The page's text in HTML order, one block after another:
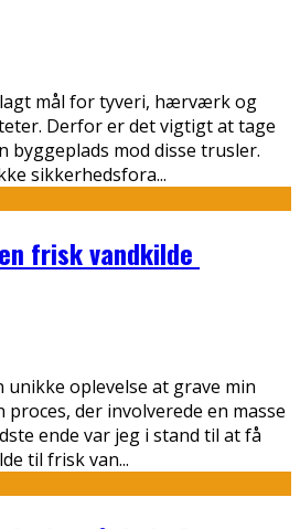
mål for tyveri, hærværk og
Derfor er det vigtigt at tage
byggeplads mod disse trusler.
sikkerhedsfora...
frisk vandkilde
unikke oplevelse at grave min
der involverede en masse
ende var jeg i stand til at få
til frisk van...